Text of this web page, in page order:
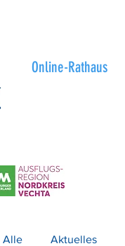
Online-Rathaus
Alle Aktuelles